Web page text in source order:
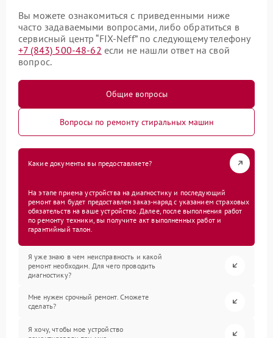
Вы можете ознакомиться с приведенными ниже
часто задаваемыми вопросами, либо обратиться в
сервисный центр “FIX-Neff” по следующему телефону
+7 (843) 500-48-62 если не нашли ответ на свой
вопрос.
Общие вопросы
Вопросы по ремонту стиральных машин
Какие документы вы предоставляете?
На этапе приема устройства на диагностику и последующий
ремонт вам будет предоставлен заказ-наряд с указанием страховых
обязательств на ваше устройство. Далее, после выполнения работ
по ремонту техники, вы получите акт выполненных работ и
гарантийный талон.
Я уже знаю в чем неисправность и какой
ремонт необходим. Для чего проводить
диагностику?
Мне нужен срочный ремонт. Сможете
сделать?
Я хочу, чтобы мое устройство